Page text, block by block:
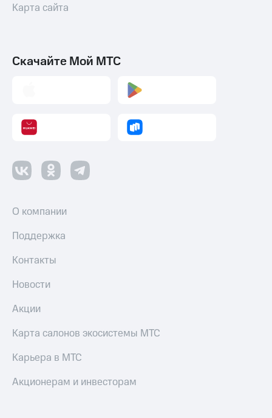
Карта сайта
Скачайте Мой МТС
О компании
Поддержка
Контакты
Новости
Акции
Карта салонов экосистемы МТС
Карьера в МТС
Акционерам и инвесторам